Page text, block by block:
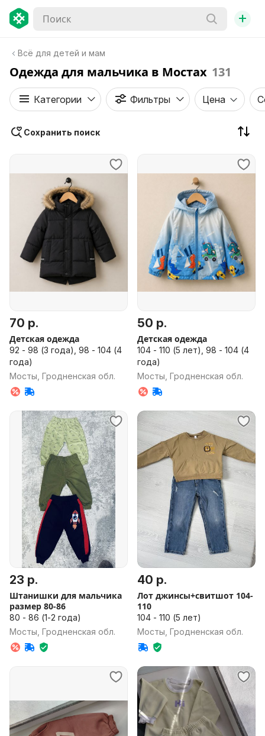
+
Всё для детей и мам
Одежда для мальчика в Мостах 131
Категории Фильтры Цена
Сохранить поиск
70 р.
Детская одежда
92 - 98 (3 года), 98 - 104 (4
года)
Мосты, Гродненская обл.
50 р.
Детская одежда
104 - 110 (5 лет), 98 - 104 (4
года)
Мосты, Гродненская обл.
23 р.
Штанишки для мальчика
размер 80-86
80 - 86 (1-2 года)
Мосты, Гродненская обл.
40 р.
Лот джинсы+свитшот 104-
110
104 - 110 (5 лет)
Мосты, Гродненская обл.